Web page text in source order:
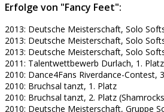
Erfolge von "Fancy Feet":
2013: Deutsche Meisterschaft, Solo
2013: Deutsche Meisterschaft, Solo
2013: Deutsche Meisterschaft, Solo
2011: Talentwettbewerb Durlach, 1. Platz
2010: Dance4Fans Riverdance-Contest,
2010: Bruchsal tanzt, 1. Platz
2010: Bruchsal tanzt, 2. Platz
2010: Deutsche Meisterschaft, Gruppe